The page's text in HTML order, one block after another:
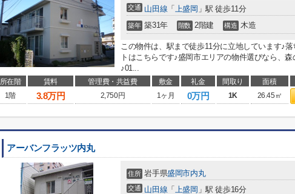
交通 山田線 「 上盛岡 」駅 徒歩11分
築年 築31年 階数 2階建 構造 木造
この物件は、駅まで徒歩11分に立地しています♪
トはこちらです♪盛岡市エリアの物件選びなら、
♪01...
所在階 賃料 管理費・共益費 敷金 礼金 間取り 面積
1階
3.8万円 2,750円 1ヶ月 0万円 1K 26.45㎡
アーバンフラッツ内丸
住所 岩手県盛岡市内丸
交通 山田線 「 上盛岡 」駅 徒歩16分